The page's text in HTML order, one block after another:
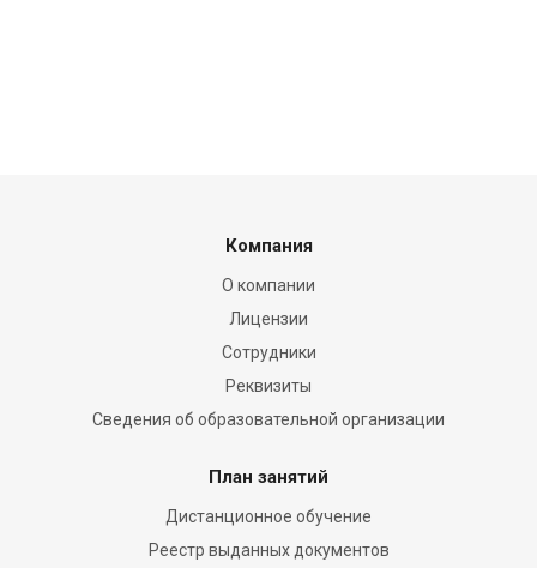
Компания
О компании
Лицензии
Сотрудники
Реквизиты
Сведения об образовательной организации
План занятий
Дистанционное обучение
Реестр выданных документов